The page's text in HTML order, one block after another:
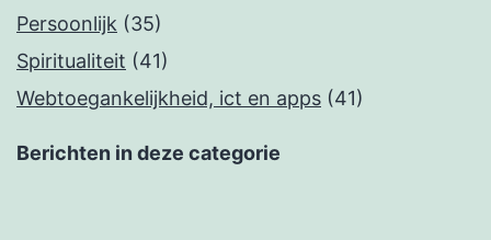
Persoonlijk (35)
Spiritualiteit (41)
Webtoegankelijkheid, ict en apps (41)
Berichten in deze categorie